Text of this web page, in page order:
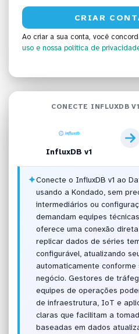
Ao criar a sua conta, você
uso e nossa política de
CONECTE INFLUXDB
InfluxDB v1
✦Conecte o InfluxDB v1 ao
usando a Kondado, sem
intermediários ou
demandam equipes
oferece uma conexão
replicar dados de séries
configurável, atualizando
automaticamente conforme
negócio. Gestores de
equipes de operações
de infraestrutura, IoT e
claras que facilitam a
baseadas em dados